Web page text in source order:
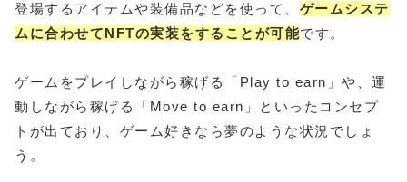
登場するアイテムや装備品などを使って、 ゲームシステ
ムに合わせてNFTの実装をすることが可能です。
ゲームをプレイしながら稼げる「Play to earn」や、運
動しながら稼げる「Move to earn」といったコンセプ
トが出ており、ゲーム好きなら夢のような状況でしょ
う。